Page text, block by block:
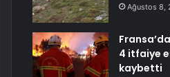
Ağustos 8,
4 itfaiye
kaybetti